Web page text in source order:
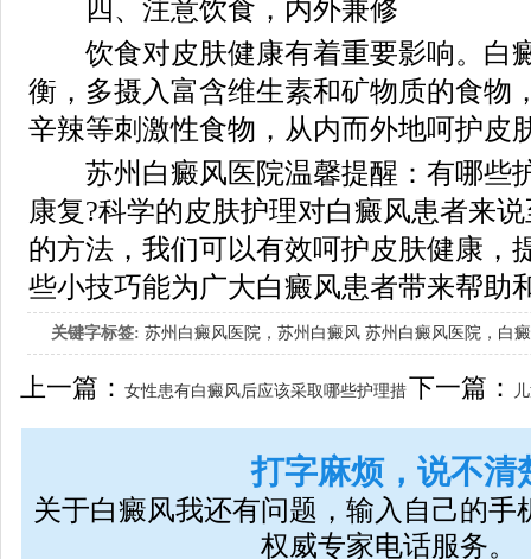
四、注意饮食，内外兼修
饮食对皮肤健康有着重要影响。白
衡，多摄入富含维生素和矿物质的食物
辛辣等刺激性食物，从内而外地呵护皮
苏州白癜风医院温馨提醒：有哪些
康复?科学的皮肤护理对白癜风患者来
的方法，我们可以有效呵护皮肤健康，
些小技巧能为广大白癜风患者带来帮助
关键字标签: 苏州白癜风医院，苏州白癜风 苏州白癜风医院，白
因素有什么
上一篇：女性患有白癜风后应该采取哪些护理措
施?
下一篇：
打字麻烦，说不清
关于白癜风我还有问题，输入自己的手
权威专家电话服务。